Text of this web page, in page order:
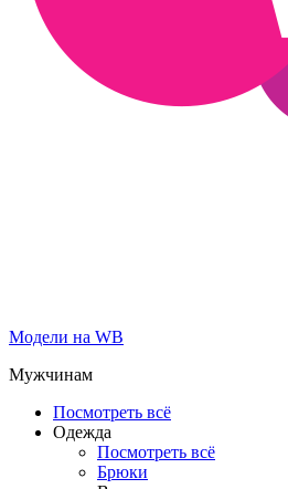
Модели на WB
Мужчинам
Посмотреть всё
Одежда
Посмотреть всё
Брюки